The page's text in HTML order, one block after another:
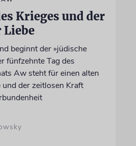
Krieges und der
Liebe
beginnt der »jüdische
fünfzehnte Tag des
Aw steht für einen alten
der zeitlosen Kraft